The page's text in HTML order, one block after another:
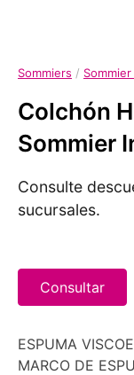
Sommiers /
Colchón
Sommier
Consulte
sucursales.
Consultar
ESPUMA
MARCO DE